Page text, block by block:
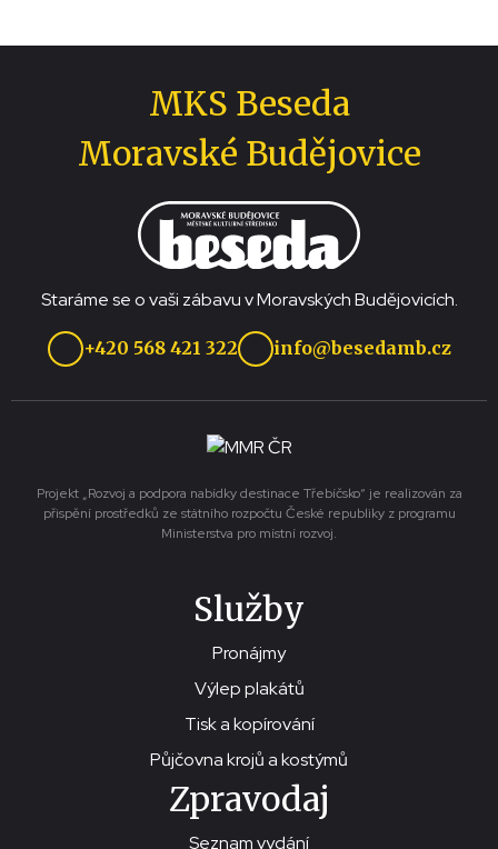
MKS Beseda
Moravské Budějovice
Staráme se o vaši zábavu v Moravských Budějovicích.
+420 568 421 322 info@besedamb.cz
Projekt „Rozvoj a podpora nabídky destinace Třebíčsko“ je realizován za
přispění prostředků ze státního rozpočtu České republiky z programu
Ministerstva pro místní rozvoj.
Služby
Pronájmy
Výlep plakátů
Tisk a kopírování
Půjčovna krojů a kostýmů
Zpravodaj
Seznam vydání